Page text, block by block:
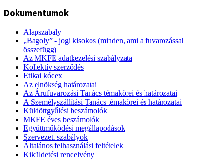
Dokumentumok
Alapszabály
„Bagoly” - jogi kisokos (minden, ami a fuvarozással
összefügg)
Az MKFE adatkezelési szabályzata
Kollektív szerződés
Etikai kódex
Az elnökség határozatai
Az Árufuvarozási Tanács témakörei és határozatai
A Személyszállítási Tanács témakörei és határozatai
Küldöttgyűlési beszámolók
MKFE éves beszámolók
Együttműködési megállapodások
Szervezeti szabályok
Általános felhasználási feltételek
Kiküldetési rendelvény